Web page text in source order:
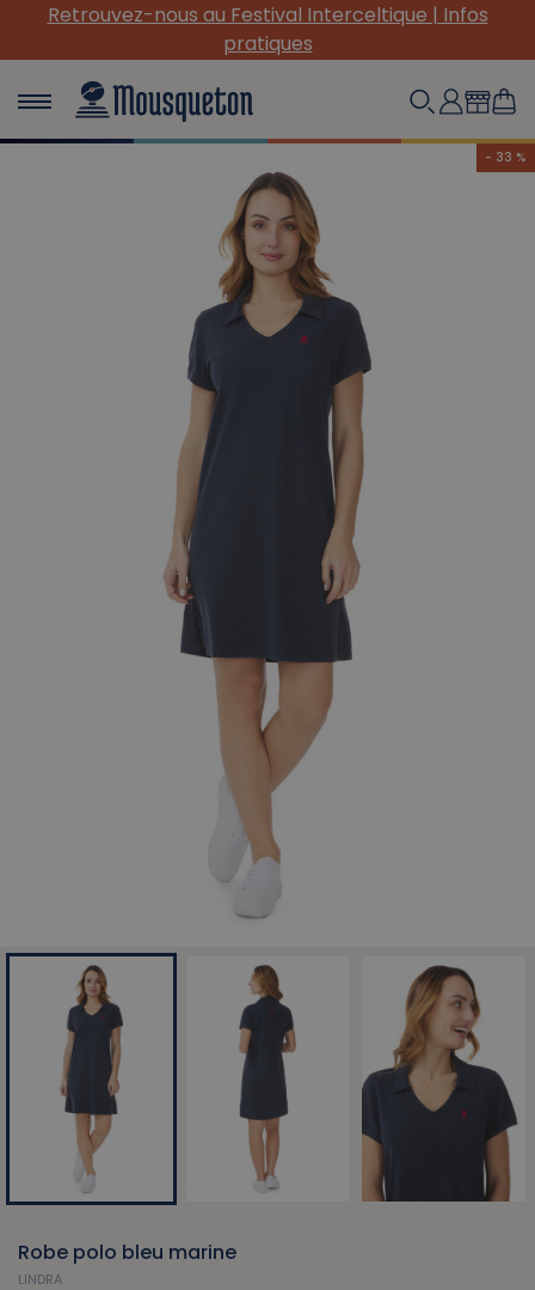
(Re) Découvrez nos INDISPENSABLES en toile !
Robe polo bleu marine
LINDRA
- 33 %